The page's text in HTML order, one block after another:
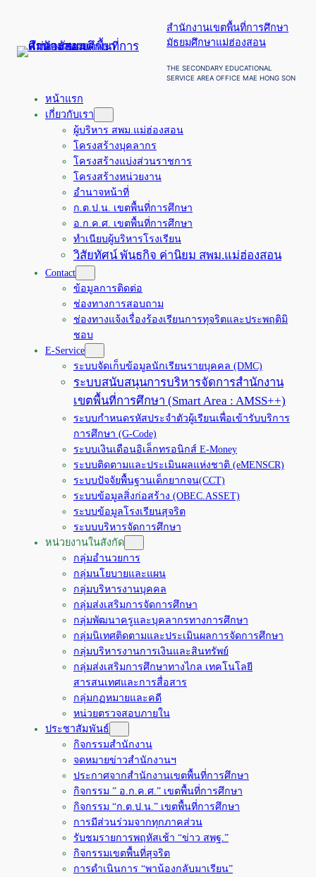
สำนักงานเขตพื้นที่การศึกษา
มัธยมศึกษาแม่ฮ่องสอน
THE SECONDARY EDUCATIONAL
SERVICE AREA OFFICE MAE HONG SON
หน้าแรก
เกี่ยวกับเรา
ผู้บริหาร สพม.แม่ฮ่องสอน
โครงสร้างบุคลากร
โครงสร้างแบ่งส่วนราชการ
โครงสร้างหน่วยงาน
อำนาจหน้าที่
ก.ต.ป.น. เขตพื้นที่การศึกษา
อ.ก.ค.ศ. เขตพื้นที่การศึกษา
ทำเนียบผู้บริหารโรงเรียน
วิสัยทัศน์ พันธกิจ ค่านิยม สพม.แม่ฮ่องสอน
Contact
ข้อมูลการติดต่อ
ช่องทางการสอบถาม
ช่องทางแจ้งเรื่องร้องเรียนการทุจริตและประพฤติมิ
ชอบ
E-Service
ระบบจัดเก็บข้อมูลนักเรียนรายบุคคล (DMC)
ระบบสนับสนุนการบริหารจัดการสำนักงาน
เขตพื้นที่การศึกษา (Smart Area : AMSS++)
ระบบกำหนดรหัสประจำตัวผู้เรียนเพื่อเข้ารับบริการ
การศึกษา (G-Code)
ระบบเงินเดือนอิเล็กทรอนิกส์ E-Money
ระบบติดตามและประเมินผลแห่งชาติ (eMENSCR)
ระบบปัจจัยพื้นฐานเด็กยากจน(CCT)
ระบบข้อมูลสิ่งก่อสร้าง (OBEC.ASSET)
ระบบข้อมูลโรงเรียนสุจริต
ระบบบริหารจัดการศึกษา
หน่วยงานในสังกัด
กลุ่มอำนวยการ
กลุ่มนโยบายและแผน
กลุ่มบริหารงานบุคคล
กลุ่มส่งเสริมการจัดการศึกษา
กลุ่มพัฒนาครูและบุคลากรทางการศึกษา
กลุ่มนิเทศติดตามและประเมินผลการจัดการศึกษา
กลุ่มบริหารงานการเงินและสินทรัพย์
กลุ่มส่งเสริมการศึกษาทางไกล เทคโนโลยี
สารสนเทศและการสื่อสาร
กลุ่มกฏหมายและคดี
หน่วยตรวจสอบภายใน
ประชาสัมพันธ์
กิจกรรมสำนักงาน
จดหมายข่าวสำนักงานฯ
ประกาศจากสำนักงานเขตพื้นที่การศึกษา
กิจกรรม ” อ.ก.ค.ศ.” เขตพื้นที่การศึกษา
กิจกรรม “ก.ต.ป.น.” เขตพื้นที่การศึกษา
การมีส่วนร่วมจากทุกภาคส่วน
รับชมรายการพฤหัสเช้า “ข่าว สพฐ.”
กิจกรรมเขตพื้นที่สุจริต
การดำเนินการ “พาน้องกลับมาเรียน”